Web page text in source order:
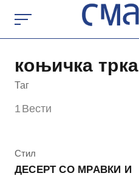
content
коњичка трка
Таг
1 Вести
КАтегорија
Стил
ДЕСЕРТ СО МРАВКИ И